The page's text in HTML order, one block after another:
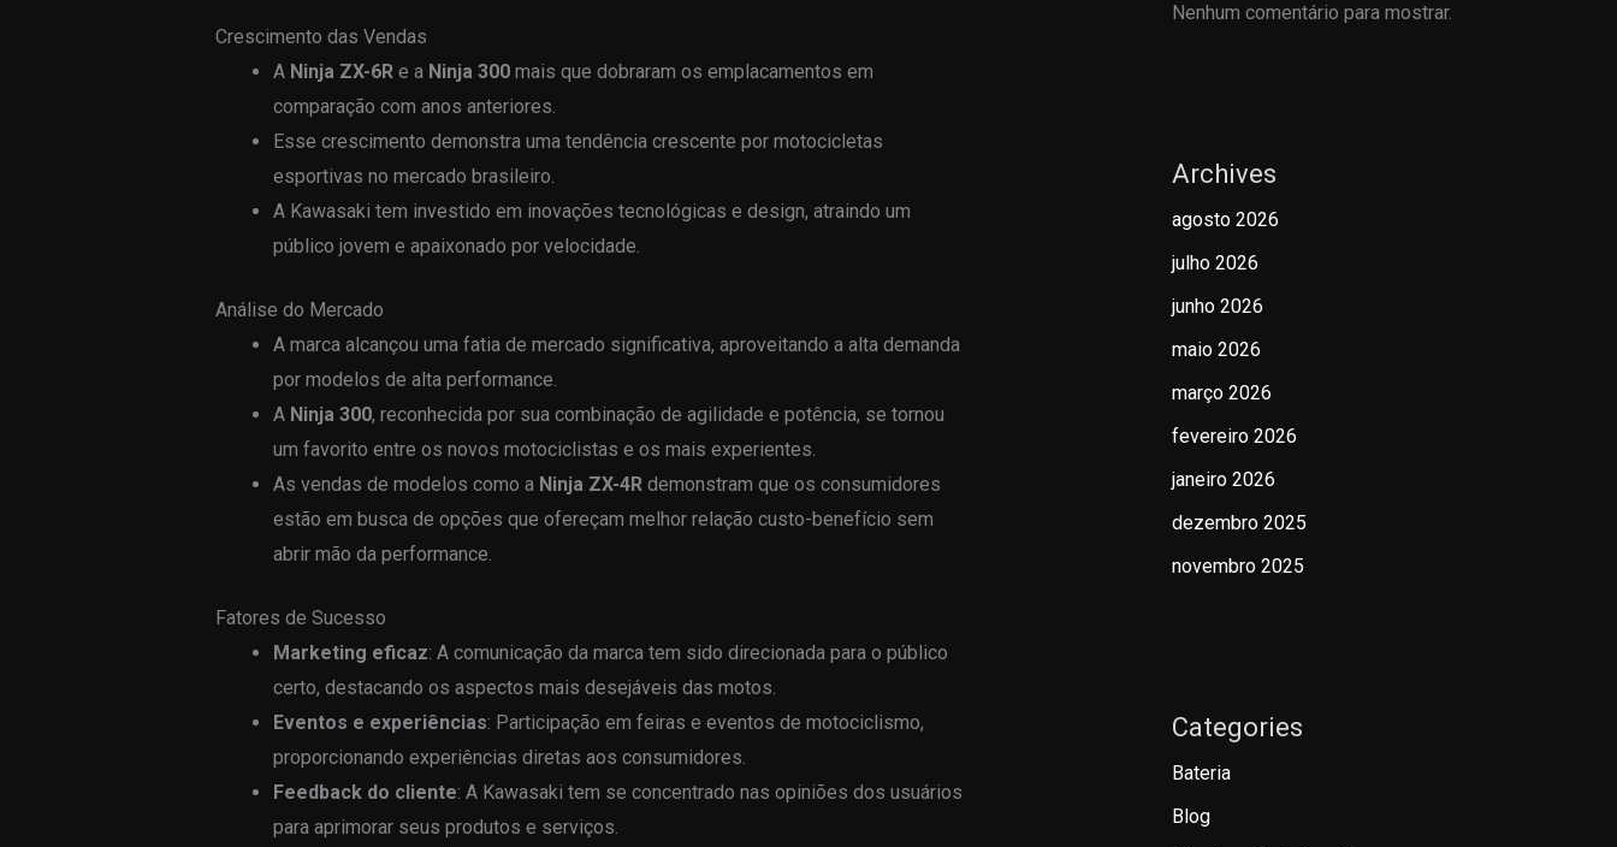
Crescimento das Vendas
A Ninja ZX-6Re a Ninja 300mais que dobraram os emplacamentos em
comparação com anos anteriores.
Esse crescimento demonstra uma tendência crescente por motocicletas
esportivas no mercado brasileiro.
A Kawasaki tem investido em inovações tecnológicas e design, atraindo um
público jovem e apaixonado por velocidade.
Análise do Mercado
A marca alcançou uma fatia de mercado significativa, aproveitando a alta demanda
por modelos de alta performance.
A Ninja 300, reconhecida por sua combinação de agilidade e potência, se tornou
um favorito entre os novos motociclistas e os mais experientes.
As vendas de modelos como a Ninja ZX-4Rdemonstram que os consumidores
estão em busca de opções que ofereçam melhor relação custo-benefício sem
abrir mão da performance.
Fatores de Sucesso
Marketing eficaz: A comunicação da marca tem sido direcionada para o público
certo, destacando os aspectos mais desejáveis das motos.
Eventos e experiências: Participação em feiras e eventos de motociclismo,
proporcionando experiências diretas aos consumidores.
Feedback do cliente: A Kawasaki tem se concentrado nas opiniões dos usuários
para aprimorar seus produtos e serviços.
Nenhum comentário para mostrar.
Archives
agosto 2026
julho 2026
junho 2026
maio 2026
março 2026
fevereiro 2026
janeiro 2026
dezembro 2025
novembro 2025
Categories
Bateria
Blog